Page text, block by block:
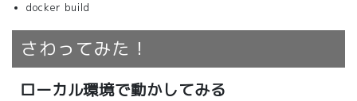
docker build
さわってみた！
ローカル環境で動かしてみる